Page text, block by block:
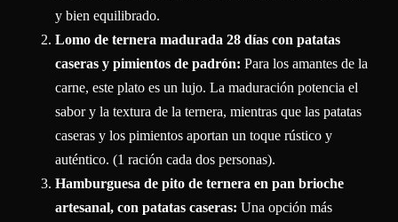
y bien equilibrado.
Lomo de ternera madurada 28 días con patatas
caseras y pimientos de padrón: Para los amantes de la
carne, este plato es un lujo. La maduración potencia el
sabor y la textura de la ternera, mientras que las patatas
caseras y los pimientos aportan un toque rústico y
auténtico. (1 ración cada dos personas).
Hamburguesa de pito de ternera en pan brioche
artesanal, con patatas caseras: Una opción más